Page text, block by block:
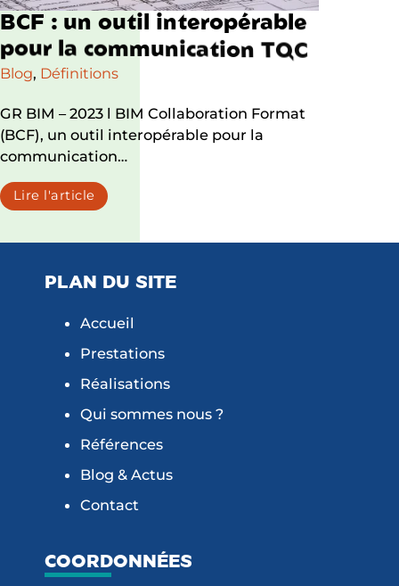
BC F : un outi interopéra b e
pour a communication TQC
Blog, Définitions
GR BIM – 2023 l BIM Collaboration Format
(BCF), un outil interopérable pour la
communication…
Lire l'article
PLAN DU SITE
Accueil
Prestations
Réalisations
Qui sommes nous ?
Références
Blog & Actus
Contact
COORDONNÉES